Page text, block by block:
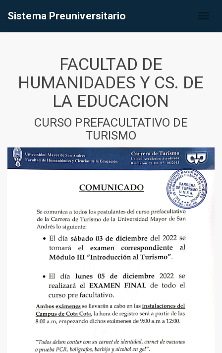
Sistema Preuniversitario
FACULTAD DE
HUMANIDADES Y CS. DE
LA EDUCACION
CURSO PREFACULTATIVO DE
TURISMO